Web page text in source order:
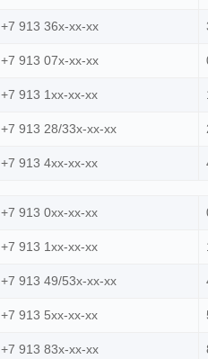
+7 913 36x-xx-xx
+7 913 07x-xx-xx
+7 913 1xx-xx-xx
+7 913 28/33x-xx-xx
+7 913 4xx-xx-xx
+7 913 0xx-xx-xx
+7 913 1xx-xx-xx
+7 913 49/53x-xx-xx
+7 913 5xx-xx-xx
+7 913 83x-xx-xx